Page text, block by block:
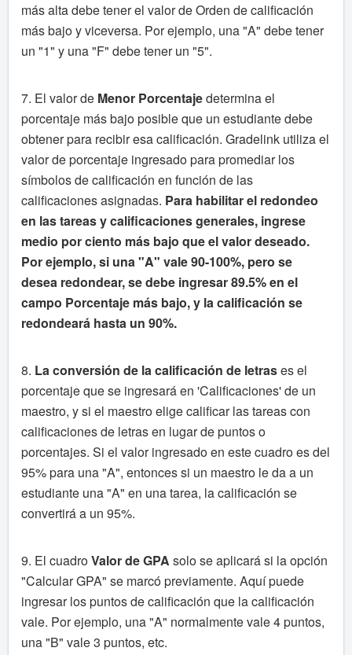
más alta debe tener el valor de Orden de calificación
más bajo y viceversa. Por ejemplo, una "A" debe tener
un "1" y una "F" debe tener un "5".
7. El valor de Menor Porcentajedetermina el
porcentaje más bajo posible que un estudiante debe
obtener para recibir esa calificación. Gradelink utiliza el
valor de porcentaje ingresado para promediar los
símbolos de calificación en función de las
calificaciones asignadas. Para habilitar el redondeo
en las tareas y calificaciones generales, ingrese
medio por ciento más bajo que el valor deseado.
Por ejemplo, si una "A" vale 90-100%, pero se
desea redondear, se debe ingresar 89.5% en el
campo Porcentaje más bajo, y la calificación se
redondeará hasta un 90%.
8. La conversión de la calificación de letrases el
porcentaje que se ingresará en 'Calificaciones' de un
maestro, y si el maestro elige calificar las tareas con
calificaciones de letras en lugar de puntos o
porcentajes. Si el valor ingresado en este cuadro es del
95% para una "A", entonces si un maestro le da a un
estudiante una "A" en una tarea, la calificación se
convertirá a un 95%.
9. El cuadroValor de GPA solo se aplicará si la opción
"Calcular GPA" se marcó previamente. Aquí puede
ingresar los puntos de calificación que la calificación
vale. Por ejemplo, una "A" normalmente vale 4 puntos,
una "B" vale 3 puntos, etc.